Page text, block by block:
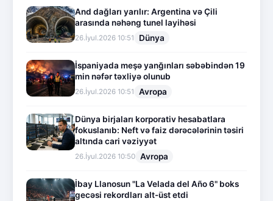
And dağları yarılır: Argentina və Çili
arasında nəhəng tunel layihəsi
26.İyul.2026 10:51 Dünya
İspaniyada meşə yanğınları səbəbindən 19
min nəfər təxliyə olunub
26.İyul.2026 10:51 Avropa
Dünya birjaları korporativ hesabatlara
fokuslanıb: Neft və faiz dərəcələrinin təsiri
altında cari vəziyyət
26.İyul.2026 10:50 Avropa
İbay Llanosun "La Velada del Año 6" boks
gecəsi rekordları alt-üst etdi